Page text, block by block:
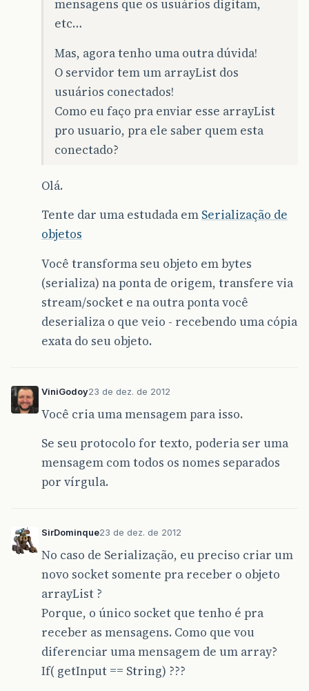
mensagens que os usuários digitam,
etc…
Mas, agora tenho uma outra dúvida!
O servidor tem um arrayList dos
usuários conectados!
Como eu faço pra enviar esse arrayList
pro usuario, pra ele saber quem esta
conectado?
Olá.
Tente dar uma estudada em Serialização de
objetos
Você transforma seu objeto em bytes
(serializa) na ponta de origem, transfere via
stream/socket e na outra ponta você
deserializa o que veio - recebendo uma cópia
exata do seu objeto.
ViniGodoy23 de dez. de 2012
Você cria uma mensagem para isso.
Se seu protocolo for texto, poderia ser uma
mensagem com todos os nomes separados
por vírgula.
SirDominque23 de dez. de 2012
No caso de Serialização, eu preciso criar um
novo socket somente pra receber o objeto
arrayList ?
Porque, o único socket que tenho é pra
receber as mensagens. Como que vou
diferenciar uma mensagem de um array?
If( getInput == String) ???